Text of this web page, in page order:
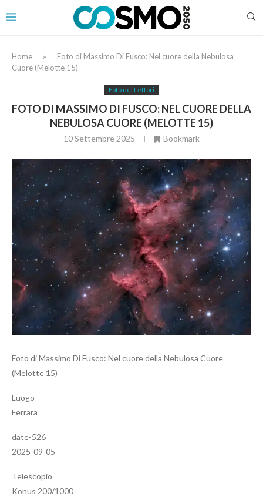
Home »
Foto di Massimo Di Fusco: Nel cuore della Nebulosa
Cuore (Melotte 15)
Foto dei Lettori
FOTO DI MASSIMO DI FUSCO: NEL CUORE DELLA
NEBULOSA CUORE (MELOTTE 15)
10 Settembre 2025 Bookmark
Foto di Massimo Di Fusco: Nel cuore della Nebulosa Cuore
(Melotte 15)
Luogo
Ferrara
date-526
2025-09-05
Telescopio
Konus 200/1000